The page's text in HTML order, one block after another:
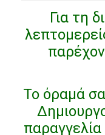
Υποθέσεις
Ερωτήσεις
Συνομιλία τώρα
Για τη
Το όραμά